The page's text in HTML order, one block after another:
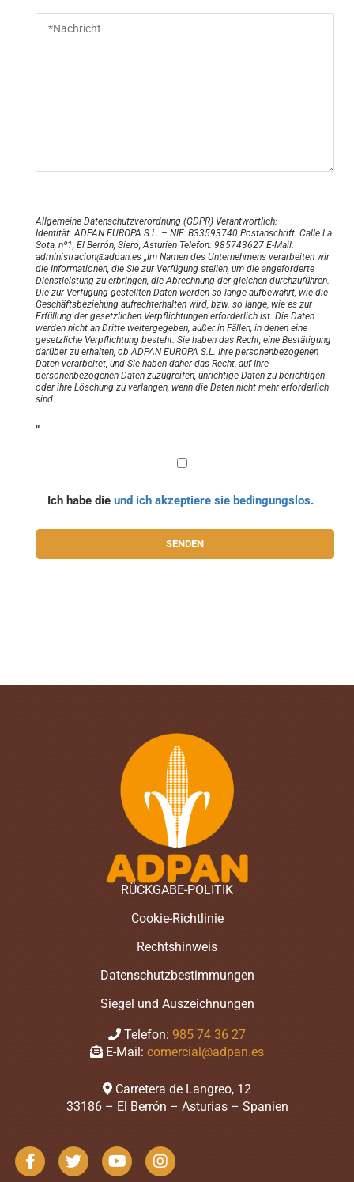
Allgemeine Datenschutzverordnung (GDPR) Verantwortlich:
Identität: ADPAN EUROPA S.L. – NIF: B33593740 Postanschrift: Calle La
Sota, nº1, El Berrón, Siero, Asturien Telefon: 985743627 E-Mail:
administracion@adpan.es „Im Namen des Unternehmens verarbeiten wir
die Informationen, die Sie zur Verfügung stellen, um die angeforderte
Dienstleistung zu erbringen, die Abrechnung der gleichen durchzuführen.
Die zur Verfügung gestellten Daten werden so lange aufbewahrt, wie die
Geschäftsbeziehung aufrechterhalten wird, bzw. so lange, wie es zur
Erfüllung der gesetzlichen Verpflichtungen erforderlich ist. Die Daten
werden nicht an Dritte weitergegeben, außer in Fällen, in denen eine
gesetzliche Verpflichtung besteht. Sie haben das Recht, eine Bestätigung
darüber zu erhalten, ob ADPAN EUROPA S.L. Ihre personenbezogenen
Daten verarbeitet, und Sie haben daher das Recht, auf Ihre
personenbezogenen Daten zuzugreifen, unrichtige Daten zu berichtigen
oder ihre Löschung zu verlangen, wenn die Daten nicht mehr erforderlich
sind.
“
Ich habe die und ich akzeptiere sie bedingungslos.
RÜCKGABE-POLITIK
Cookie-Richtlinie
Rechtshinweis
Datenschutzbestimmungen
Siegel und Auszeichnungen
Telefon: 985 74 36 27
E-Mail: comercial@adpan.es
Carretera de Langreo, 12
33186 – El Berrón – Asturias – Spanien